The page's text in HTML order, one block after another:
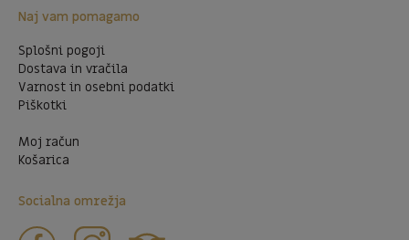
Naj vam pomagamo
Splošni pogoji
Dostava in vračila
Varnost in osebni podatki
Piškotki
Moj račun
Košarica
Socialna omrežja